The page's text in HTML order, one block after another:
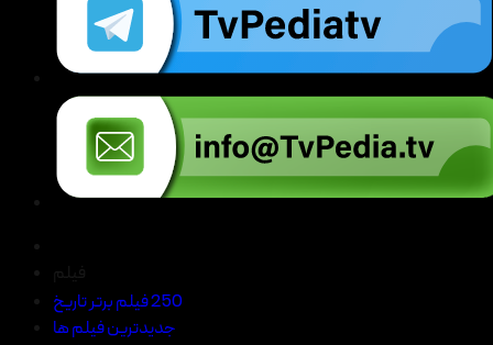
250 فیلم برتر تاریخ
جدیدترین فیلم ها